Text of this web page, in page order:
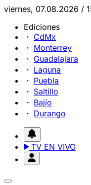
viernes, 07.08.2026 /
Ediciones
CdMx
Monterrey
Guadalajara
Laguna
Puebla
Saltillo
Bajío
Durango
TV EN VIVO